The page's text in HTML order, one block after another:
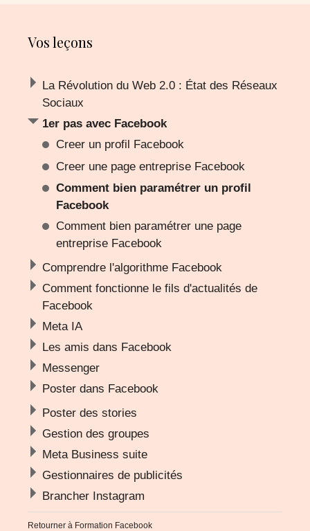
Vos leçons
La Révolution du Web 2.0 : État des Réseaux
Sociaux
1er pas avec Facebook
Creer un profil Facebook
Creer une page entreprise Facebook
Comment bien paramétrer un profil
Facebook
Comment bien paramétrer une page
entreprise Facebook
Comprendre l'algorithme Facebook
Comment fonctionne le fils d'actualités de
Facebook
Meta IA
Les amis dans Facebook
Messenger
Poster dans Facebook
Poster des stories
Gestion des groupes
Meta Business suite
Gestionnaires de publicités
Brancher Instagram
Retourner à Formation Facebook